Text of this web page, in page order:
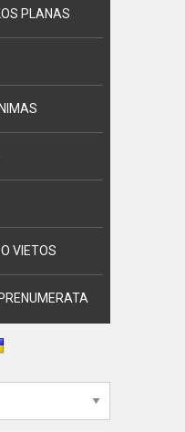
PLANAS
VIETOS